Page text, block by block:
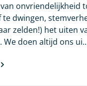
onvriendelijkheid
te dwingen,
zelden!) het uiten
We doen altijd ons